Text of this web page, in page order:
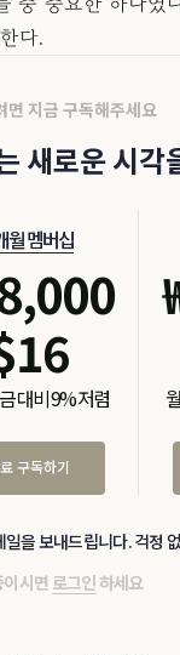
다.
면 지금 구독해주세요
새로운 시각
월 멤버십
16
대비 9% 저렴
구독하기
을 보내드립니다. 걱정
이시면로그인 하세요